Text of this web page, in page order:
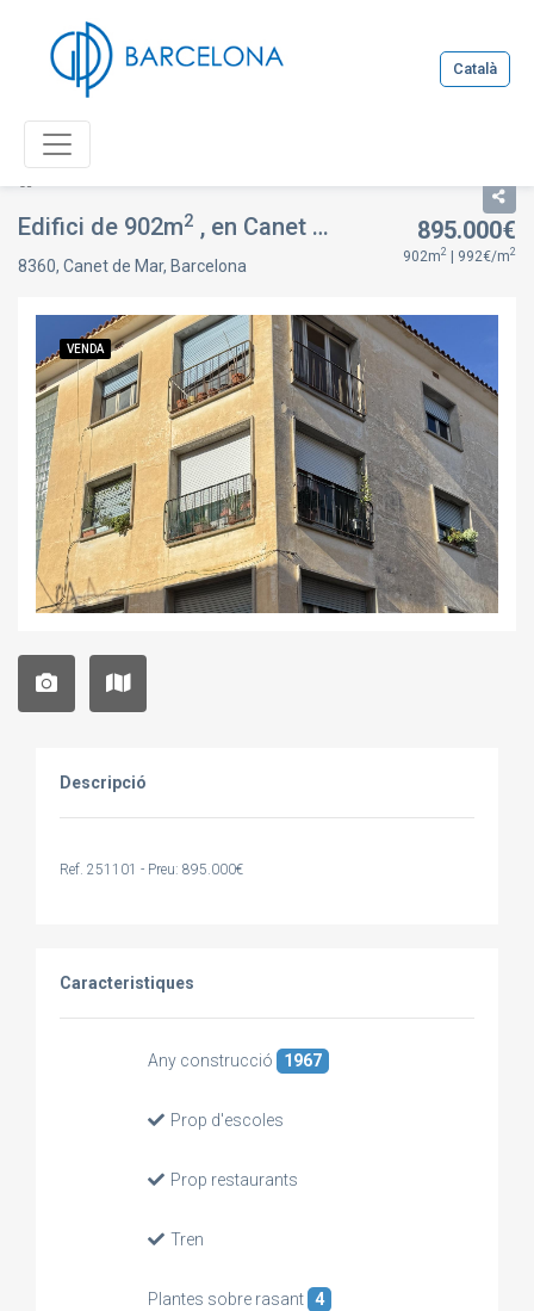
Català
Edifici de 902m2 , en Canet de Mar, Barcelona
8360, Canet de Mar, Barcelona
895.000€
902m2 | 992€/m2
VENDA
Descripció
Ref. 251101 - Preu: 895.000€
Caracteristiques
Any construcció 1967
Prop d'escoles
Prop restaurants
Tren
Plantes sobre rasant 4